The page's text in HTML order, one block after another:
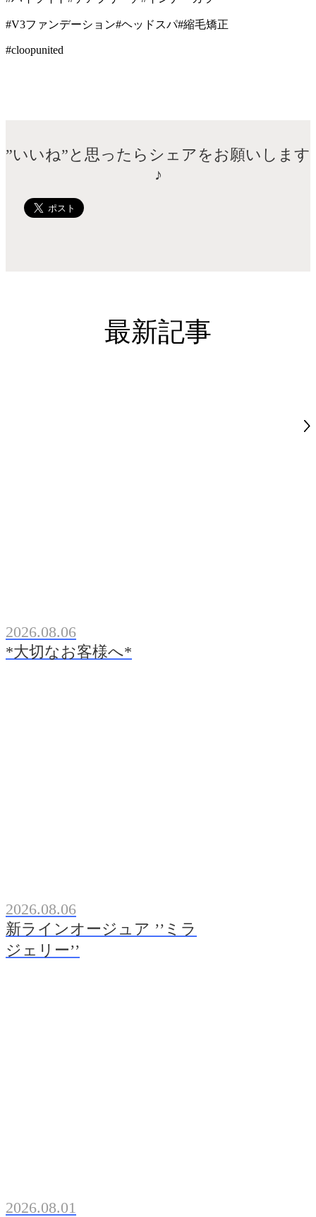
#V3ファンデーション#ヘッドスパ#縮毛矯正
#cloopunited
”いいね”と思ったらシェアをお願いします
♪
最新記事
2026.08.06
*大切なお客様へ*
2026.08.06
新ラインオージュア ’’ミラ
ジェリー’’
2026.08.01